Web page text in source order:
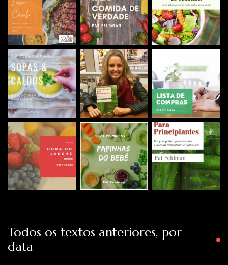
Todos os textos anteriores, por
data